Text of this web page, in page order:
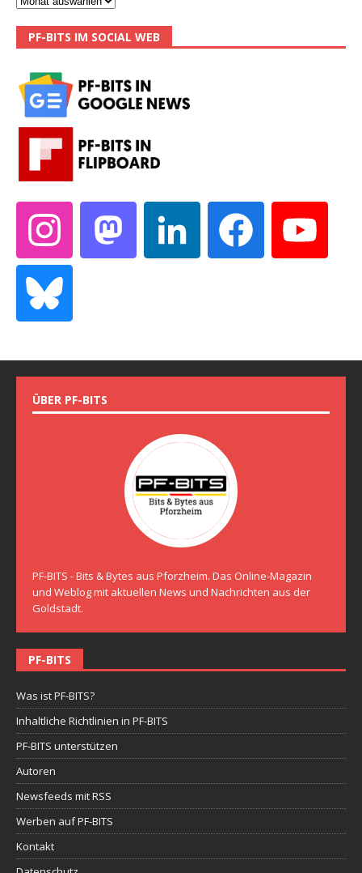
PF-BITS IM SOCIAL WEB
ÜBER PF-BITS
PF-BITS - Bits & Bytes aus Pforzheim. Das Online-Magazin
und Weblog mit aktuellen News und Nachrichten aus der
Goldstadt.
PF-BITS
Was ist PF-BITS?
Inhaltliche Richtlinien in PF-BITS
PF-BITS unterstützen
Autoren
Newsfeeds mit RSS
Werben auf PF-BITS
Kontakt